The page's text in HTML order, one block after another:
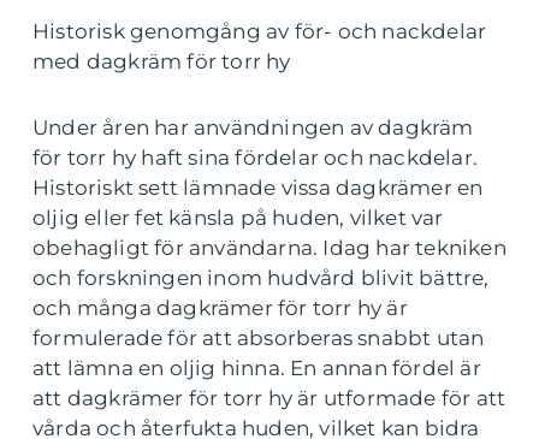
Historisk genomgång av för- och nackdelar
med dagkräm för torr hy
Under åren har användningen av dagkräm
för torr hy haft sina fördelar och nackdelar.
Historiskt sett lämnade vissa dagkrämer en
oljig eller fet känsla på huden, vilket var
obehagligt för användarna. Idag har tekniken
och forskningen inom hudvård blivit bättre,
och många dagkrämer för torr hy är
formulerade för att absorberas snabbt utan
att lämna en oljig hinna. En annan fördel är
att dagkrämer för torr hy är utformade för att
vårda och återfukta huden, vilket kan bidra